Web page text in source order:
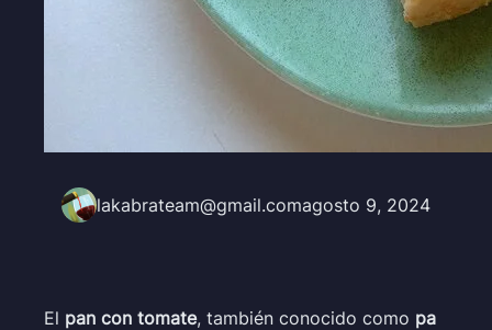
lakabrateam@gmail.comagosto 9, 2024
El pan con tomate, también conocido como pa